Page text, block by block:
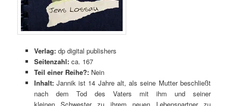
Verlag:dp digital publishers
Seitenzahl: ca. 167
Teil einer Reihe?: Nein
Inhalt: Jannik ist 14 Jahre alt, als seine Mutter beschließt
nach dem Tod des Vaters mit ihm und seiner